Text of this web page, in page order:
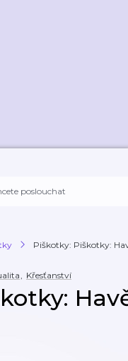
Piškotky: Piškotky:
, Křesťanství